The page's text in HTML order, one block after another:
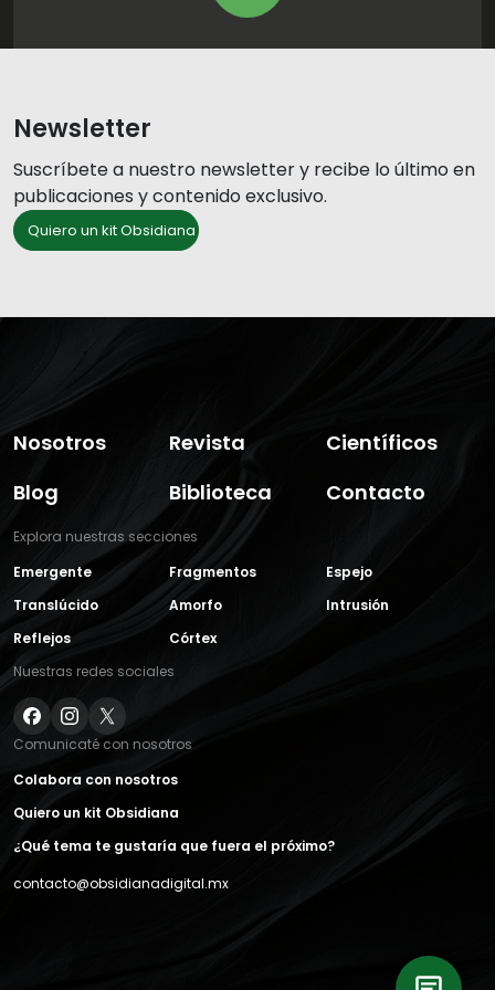
Newsletter
Suscríbete a nuestro newsletter y recibe lo último en
publicaciones y contenido exclusivo.
Quiero un kit Obsidiana
Nosotros Revista
Científicos
Blog
Biblioteca Contacto
Explora nuestras secciones
Emergente
Fragmentos
Espejo
Translúcido
Amorfo
Intrusión
Reflejos
Córtex
Nuestras redes sociales
Comunicaté con nosotros
Colabora con nosotros
Quiero un kit Obsidiana
¿Qué tema te gustaría que fuera el próximo?
contacto@obsidianadigital.mx